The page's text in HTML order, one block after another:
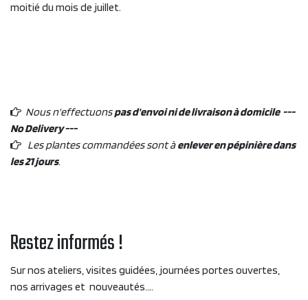
moitié du mois de juillet.
Nous n'effectuonspas d'envoi ni de livraison à domicile ---
No Delivery ---
Les plantes commandées sont àenlever en pépinière dans
les 21 jours.
Restez informés !
Sur nos ateliers, visites guidées, journées portes ouvertes,
nos arrivages et nouveautés....